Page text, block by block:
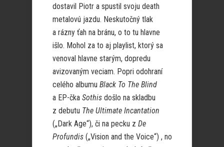
dostavil Piotr a spustil svoju death
metalovú jazdu. Neskutočný tlak
a rázny ťah na bránu, o to tu hlavne
išlo. Mohol za to aj playlist, ktorý sa
venoval hlavne starým, dopredu
avizovaným veciam. Popri odohraní
celého albumu Black To The Blind
a EP-čka Sothis došlo na skladbu
z debutu The Ultimate Incantation
(„Dark Age“), či na pecku z De
Profundis („Vision and the Voice“) , no